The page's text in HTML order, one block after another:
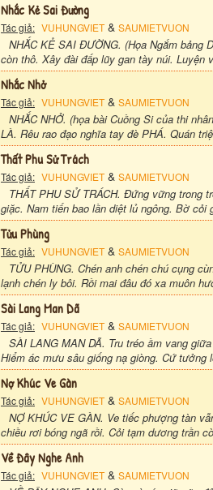
Nhắc Kẻ Sai Đường
Tác giả: VUHUNGVIET & SAUMIETVUON
NHẮC KẺ SAI ĐƯỜNG. (Họa Ngắm bảng
còn thô. Xây đài đấp lũy gan tày núi. Luyện
Nhắc Nhở
Tác giả: VUHUNGVIET & SAUMIETVUON
NHẮC NHỞ. (họa bài Cuồng Si của thi
LÀ. Rêu rao đạo nghĩa tay đè PHÁ. Quán
Thất Phu Sử Trách
Tác giả: VUHUNGVIET & SAUMIETVUON
THẤT PHU SỬ TRÁCH. Đứng vững trong
giặc. Nam tiến bao lần diệt lủ ngông. Bờ
Tửu Phùng
Tác giả: VUHUNGVIET & SAUMIETVUON
TỬU PHÙNG. Chén anh chén chú cụng
lạnh chén ly bôi. Rồi mai đâu đó xa muôn
Sài Lang Man Dã
Tác giả: VUHUNGVIET & SAUMIETVUON
SÀI LANG MAN DÃ. Tru tréo ầm vang
Hiểm ác mưu sâu giống nạ giòng. Cứ
Nợ Khúc Ve Gàn
Tác giả: VUHUNGVIET & SAUMIETVUON
NỢ KHÚC VE GÀN. Ve tiếc phượng tàn
chiều rơi bóng ngã rồi. Cỏi tạm dương trần
Về Đây Nghe Anh
Tác giả: VUHUNGVIET & SAUMIETVUON